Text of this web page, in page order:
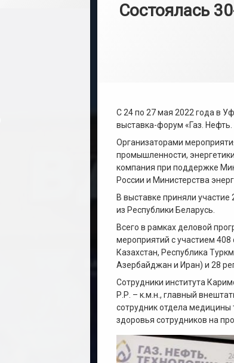
Состоялась
С 24 по 27 мая 2022 года в
выставка-форум «Газ. Нефть.
Организаторами
промышленности,
компания при поддержке
России и Министерства
В выставке приняли
из Республики Беларусь.
Всего в рамках деловой
мероприятий с участием 408
Казахстан, Республика
Азербайджан и Иран) и 28
Сотрудники института
Р.Р. – к.м.н., главный
сотрудник отдела медицины
здоровья сотрудников на